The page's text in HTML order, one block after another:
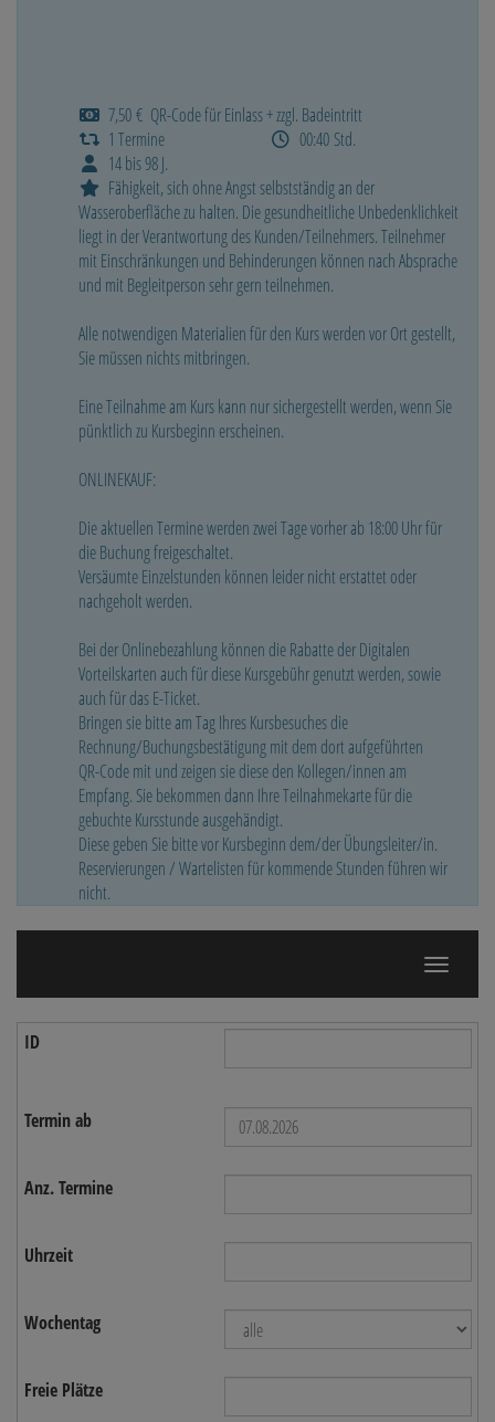
7,50 € QR-Code für Einlass + zzgl. Badeintritt
1 Termine
00:40 Std.
14 bis 98 J.
Fähigkeit, sich ohne Angst selbstständig an der
Wasseroberfläche zu halten. Die gesundheitliche Unbedenklichkeit
liegt in der Verantwortung des Kunden/Teilnehmers. Teilnehmer
mit Einschränkungen und Behinderungen können nach Absprache
und mit Begleitperson sehr gern teilnehmen.
Alle notwendigen Materialien für den Kurs werden vor Ort gestellt,
Sie müssen nichts mitbringen.
Eine Teilnahme am Kurs kann nur sichergestellt werden, wenn Sie
pünktlich zu Kursbeginn erscheinen.
ONLINEKAUF:
Die aktuellen Termine werden zwei Tage vorher ab 18:00 Uhr für
die Buchung freigeschaltet.
Versäumte Einzelstunden können leider nicht erstattet oder
nachgeholt werden.
Bei der Onlinebezahlung können die Rabatte der Digitalen
Vorteilskarten auch für diese Kursgebühr genutzt werden, sowie
auch für das E-Ticket.
Bringen sie bitte am Tag Ihres Kursbesuches die
Rechnung/Buchungsbestätigung mit dem dort aufgeführten
QR-Code mit und zeigen sie diese den Kollegen/innen am
Empfang. Sie bekommen dann Ihre Teilnahmekarte für die
gebuchte Kursstunde ausgehändigt.
Diese geben Sie bitte vor Kursbeginn dem/der Übungsleiter/in.
Reservierungen / Wartelisten für kommende Stunden führen wir
nicht.